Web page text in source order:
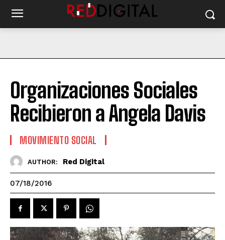
Organizaciones Sociales
Recibieron a Angela Davis
MOVIMIENTO SOCIAL
AUTHOR: Red Digital
07/18/2016